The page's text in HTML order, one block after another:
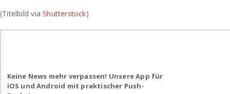
(Titelbild viaShutterstock)
Keine News mehr verpassen! Unsere App für
iOS und Android mit praktischer Push-